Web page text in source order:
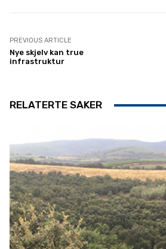
PREVIOUS ARTICLE
Nye skjelv kan true
infrastruktur
RELATERTE SAKER